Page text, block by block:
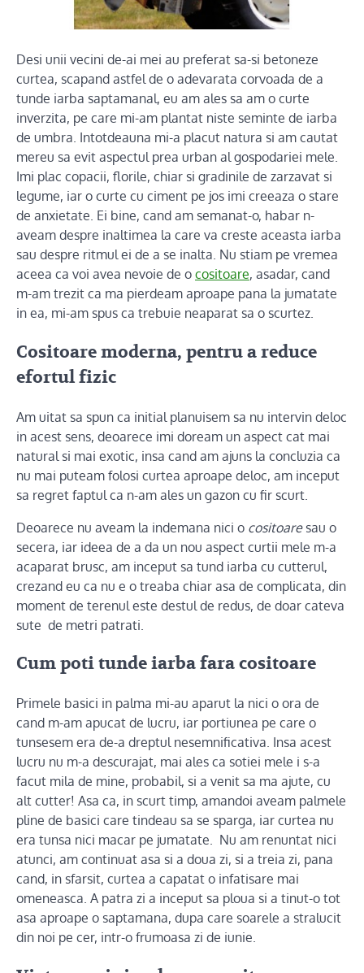
Desi unii vecini de-ai mei au preferat sa-si betoneze
curtea, scapand astfel de o adevarata corvoada de a
tunde iarba saptamanal, eu am ales sa am o curte
inverzita, pe care mi-am plantat niste seminte de iarba
de umbra. Intotdeauna mi-a placut natura si am cautat
mereu sa evit aspectul prea urban al gospodariei mele.
Imi plac copacii, florile, chiar si gradinile de zarzavat si
legume, iar o curte cu ciment pe jos imi creeaza o stare
de anxietate. Ei bine, cand am semanat-o, habar n-
aveam despre inaltimea la care va creste aceasta iarba
sau despre ritmul ei de a se inalta. Nu stiam pe vremea
aceea ca voi avea nevoie de o cositoare, asadar, cand
m-am trezit ca ma pierdeam aproape pana la jumatate
in ea, mi-am spus ca trebuie neaparat sa o scurtez.
Cositoare moderna, pentru a reduce
efortul fizic
Am uitat sa spun ca initial planuisem sa nu intervin deloc
in acest sens, deoarece imi doream un aspect cat mai
natural si mai exotic, insa cand am ajuns la concluzia ca
nu mai puteam folosi curtea aproape deloc, am inceput
sa regret faptul ca n-am ales un gazon cu fir scurt.
Deoarece nu aveam la indemana nici o cositoaresau o
secera, iar ideea de a da un nou aspect curtii mele m-a
acaparat brusc, am inceput sa tund iarba cu cutterul,
crezand eu ca nu e o treaba chiar asa de complicata, din
moment de terenul este destul de redus, de doar cateva
sute de metri patrati.
Cum poti tunde iarba fara cositoare
Primele basici in palma mi-au aparut la nici o ora de
cand m-am apucat de lucru, iar portiunea pe care o
tunsesem era de-a dreptul nesemnificativa. Insa acest
lucru nu m-a descurajat, mai ales ca sotiei mele i s-a
facut mila de mine, probabil, si a venit sa ma ajute, cu
alt cutter! Asa ca, in scurt timp, amandoi aveam palmele
pline de basici care tindeau sa se sparga, iar curtea nu
era tunsa nici macar pe jumatate. Nu am renuntat nici
atunci, am continuat asa si a doua zi, si a treia zi, pana
cand, in sfarsit, curtea a capatat o infatisare mai
omeneasca. A patra zi a inceput sa ploua si a tinut-o tot
asa aproape o saptamana, dupa care soarele a stralucit
din noi pe cer, intr-o frumoasa zi de iunie.